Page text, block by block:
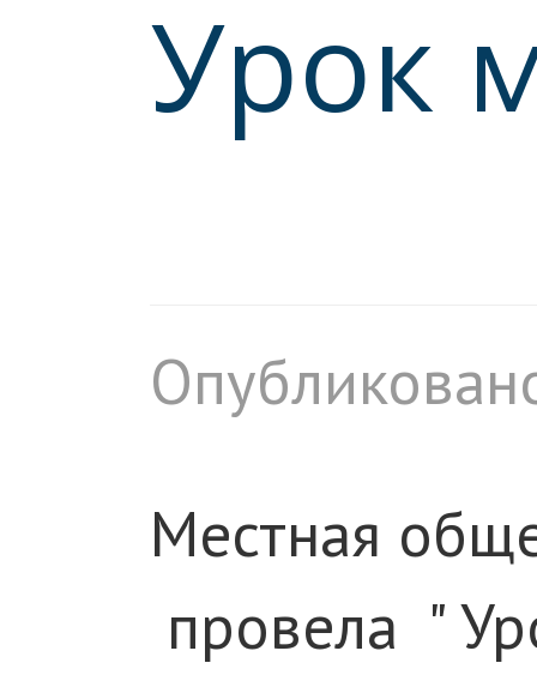
Урок
Местная
провела "